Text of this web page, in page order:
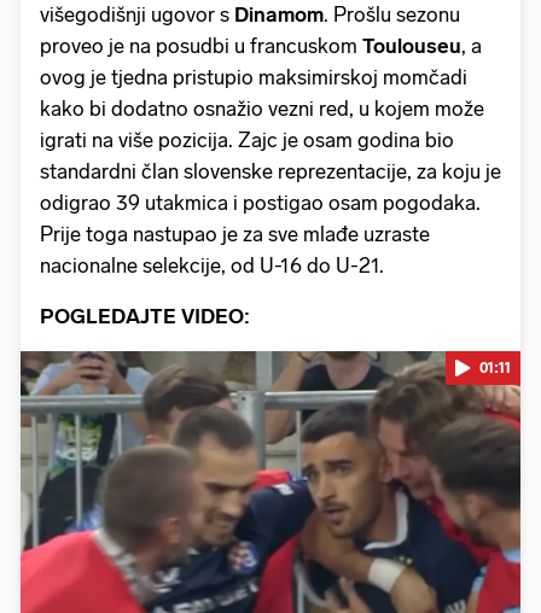
višegodišnji ugovor s Dinamom. Prošlu sezonu
proveo je na posudbi u francuskom Toulouseu, a
ovog je tjedna pristupio maksimirskoj momčadi
kako bi dodatno osnažio vezni red, u kojem može
igrati na više pozicija. Zajc je osam godina bio
standardni član slovenske reprezentacije, za koju je
odigrao 39 utakmica i postigao osam pogodaka.
Prije toga nastupao je za sve mlađe uzraste
nacionalne selekcije, od U-16 do U-21.
POGLEDAJTE VIDEO:
Pokretanje videa...
01:11